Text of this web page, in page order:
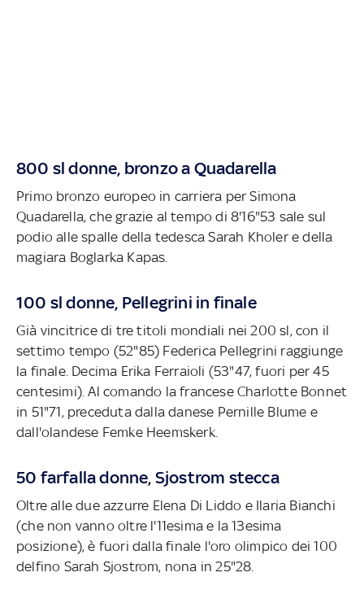
800 sl donne, bronzo a Quadarella
Primo bronzo europeo in carriera per Simona
Quadarella, che grazie al tempo di 8'16"53 sale sul
podio alle spalle della tedesca Sarah Kholer e della
magiara Boglarka Kapas.
100 sl donne, Pellegrini in finale
Già vincitrice di tre titoli mondiali nei 200 sl, con il
settimo tempo (52"85) Federica Pellegrini raggiunge
la finale. Decima Erika Ferraioli (53"47, fuori per 45
centesimi). Al comando la francese Charlotte Bonnet
in 51"71, preceduta dalla danese Pernille Blume e
dall'olandese Femke Heemskerk.
50 farfalla donne, Sjostrom stecca
Oltre alle due azzurre Elena Di Liddo e Ilaria Bianchi
(che non vanno oltre l'11esima e la 13esima
posizione), è fuori dalla finale l'oro olimpico dei 100
delfino Sarah Sjostrom, nona in 25"28.